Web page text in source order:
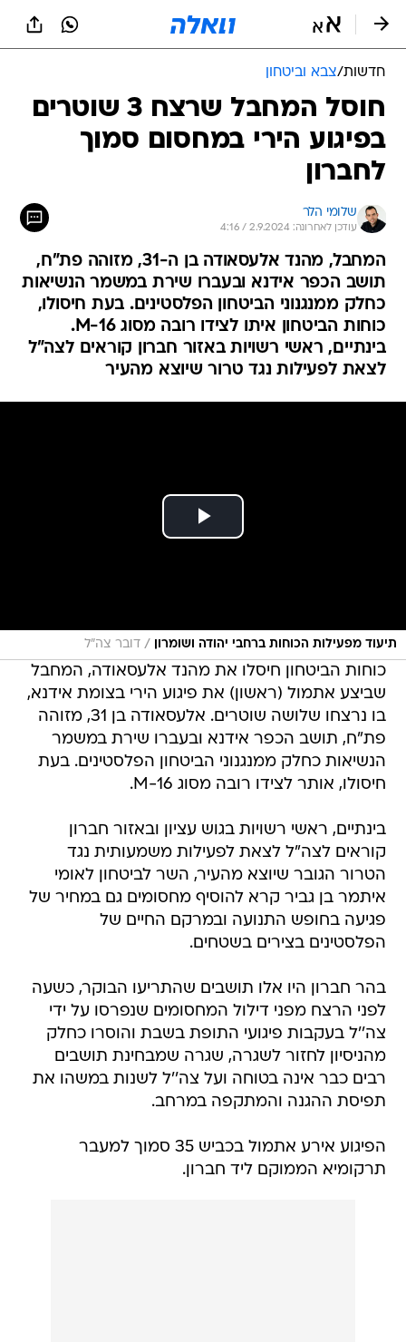
חדשות/צבא וביטחון
חוסל המחבל שרצח 3 שוטרים
בפיגוע הירי במחסום סמוך
לחברון
שלומי הלר
עודכן לאחרונה: 2.9.2024 / 4:16
המחבל, מהנד אלעסאודה בן ה-31, מזוהה פת"ח,
תושב הכפר אידנא ובעברו שירת במשמר הנשיאות
כחלק ממנגנוני הביטחון הפלסטינים. בעת חיסולו,
כוחות הביטחון איתו לצידו רובה מסוג M-16.
בינתיים, ראשי רשויות באזור חברון קוראים לצה"ל
לצאת לפעילות נגד טרור שיוצא מהעיר
תיעוד מפעילות הכוחות ברחבי יהודה ושומרון / דובר צה"ל
כוחות הביטחון חיסלו את מהנד אלעסאודה, המחבל
שביצע אתמול (ראשון) את פיגוע הירי בצומת אידנא,
בו נרצחו שלושה שוטרים. אלעסאודה בן 31, מזוהה
פת"ח, תושב הכפר אידנא ובעברו שירת במשמר
הנשיאות כחלק ממנגנוני הביטחון הפלסטינים. בעת
חיסולו, אותר לצידו רובה מסוג M-16.
בינתיים, ראשי רשויות בגוש עציון ובאזור חברון
קוראים לצה"ל לצאת לפעילות משמעותית נגד
הטרור הגובר שיוצא מהעיר, השר לביטחון לאומי
איתמר בן גביר קרא להוסיף מחסומים גם במחיר של
פגיעה בחופש התנועה ובמרקם החיים של
הפלסטינים בצירים בשטחים.
בהר חברון היו אלו תושבים שהתריעו הבוקר, כשעה
לפני הרצח מפני דילול המחסומים שנפרסו על ידי
צה''ל בעקבות פיגועי התופת בשבת והוסרו כחלק
מהניסיון לחזור לשגרה, שגרה שמבחינת תושבים
רבים כבר אינה בטוחה ועל צה''ל לשנות במשהו את
תפיסת ההגנה והמתקפה במרחב.
הפיגוע אירע אתמול בכביש 35 סמוך למעבר
תרקומיא הממוקם ליד חברון.